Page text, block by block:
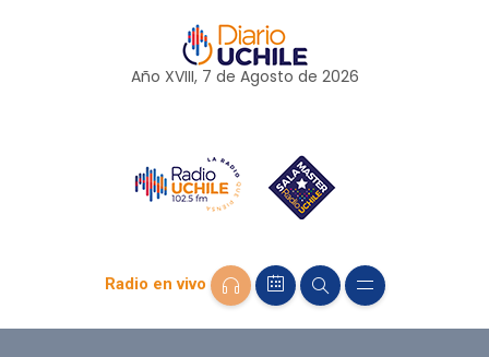
Año XVIII, 7 de Agosto de 2026
Radio en vivo